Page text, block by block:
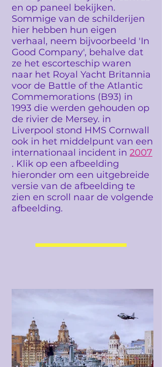
en op paneel bekijken.
Sommige van de schilderijen
hier hebben hun eigen
verhaal, neem bijvoorbeeld 'In
Good Company', behalve dat
ze het escorteschip waren
naar het Royal Yacht Britannia
voor de Battle of the Atlantic
Commemorations (B93) in
1993 die werden gehouden op
de rivier de Mersey. in
Liverpool stond HMS Cornwall
ook in het middelpunt van een
internationaal incident in 2007
. Klik op een afbeelding
hieronder om een uitgebreide
versie van de afbeelding te
zien en scroll naar de volgende
afbeelding.